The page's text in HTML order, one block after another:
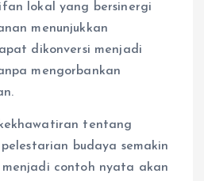
lokal yang bersinergi
menunjukkan
dikonversi menjadi
mengorbankan
tentang
budaya semakin
contoh nyata akan